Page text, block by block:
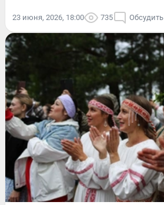
23 июня, 2026, 18:00 735 Обсудить